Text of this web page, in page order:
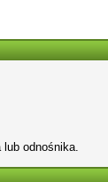
lub odnośnika.